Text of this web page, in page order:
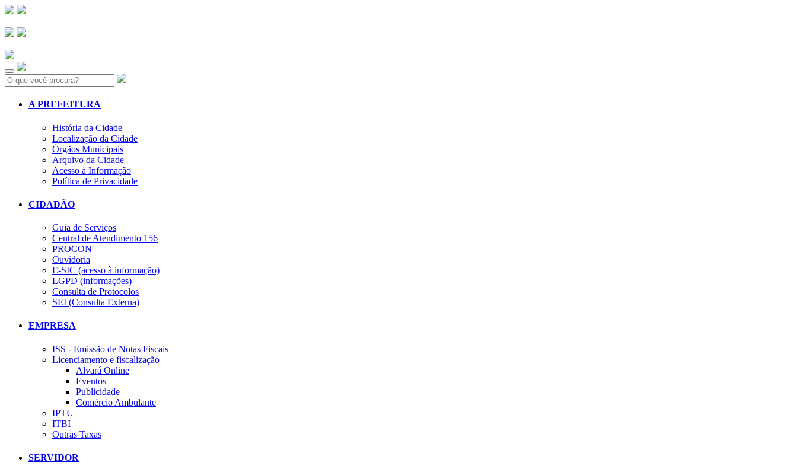
Search:
A PREFEITURA
História da Cidade
Localização da Cidade
Órgãos Municipais
Arquivo da Cidade
Acesso à Informação
Política de Privacidade
CIDADÃO
Guia de Serviços
Central de Atendimento 156
PROCON
Ouvidoria
E-SIC (acesso à informação)
LGPD (informações)
Consulta de Protocolos
SEI (Consulta Externa)
EMPRESA
ISS - Emissão de Notas Fiscais
Licenciamento e fiscalização
Alvará Online
Eventos
Publicidade
Comércio Ambulante
IPTU
ITBI
Outras Taxas
SERVIDOR